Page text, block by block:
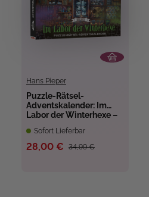
Hans Pieper
Puzzle-Rätsel-
Adventskalender: Im
Labor der Winterhexe –
insgesamt 960 Teilen
Sofort Lieferbar
34,99 €
28,00 €